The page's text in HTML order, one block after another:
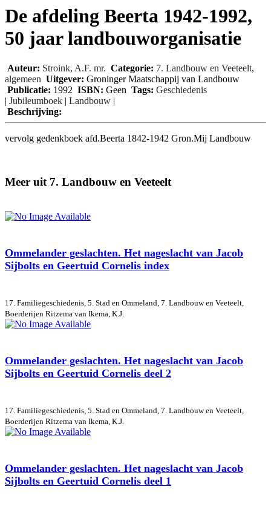
De afdeling Beerta 1942-1992,
50 jaar landbouworganisatie
Auteur: Stroink, A.F. mr. Categorie: 7. Landbouw en Veeteelt,
algemeen Uitgever: Groninger Maatschappij van Landbouw
Publicatie: 1992 ISBN: Geen Tags: Geschiedenis
| Jubileumboek | Landbouw |
Beschrijving:
vervolg gedenkboek afd.Beerta 1842-1942 Gron.Mij Landbouw
Meer uit 7. Landbouw en Veeteelt
Ommelander geslachten. Het nageslacht van Jacob
Sijbolts en Geertuid Cornelis index
17. Familiegeschiedenis, 5. Stad en Ommeland, 7. Landbouw en Veeteelt,
Boerderijen Ritzema van Ikema, K.J.
Ommelander geslachten. Het nageslacht van Jacob
Sijbolts en Geertuid Cornelis deel 2
17. Familiegeschiedenis, 5. Stad en Ommeland, 7. Landbouw en Veeteelt,
Boerderijen Ritzema van Ikema, K.J.
Ommelander geslachten. Het nageslacht van Jacob
Sijbolts en Geertuid Cornelis deel 1